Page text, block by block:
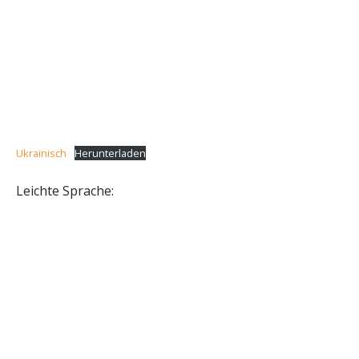
Ukrainisch Herunterladen
Leichte Sprache: